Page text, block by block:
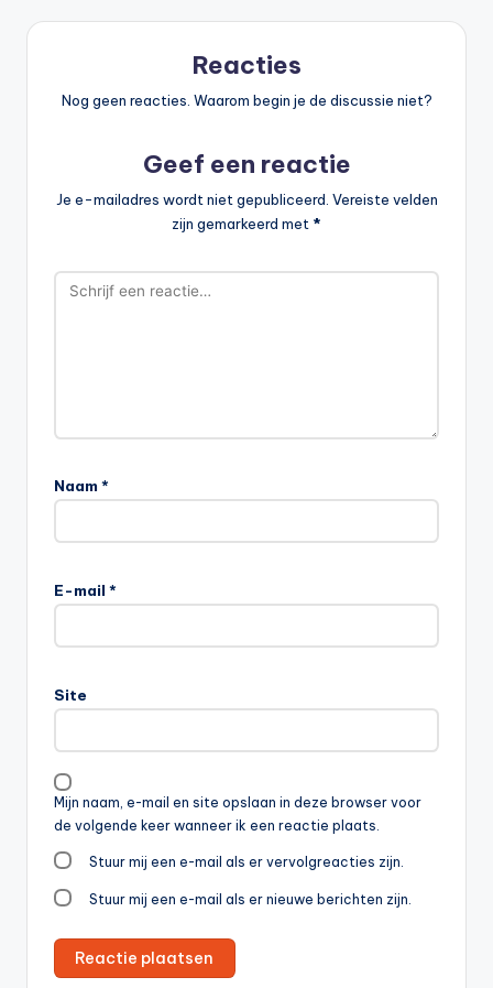
Reacties
Nog geen reacties. Waarom begin je de discussie niet?
Geef een reactie
Je e-mailadres wordt niet gepubliceerd. Vereiste velden
zijn gemarkeerd met *
Naam *
E-mail *
Site
Mijn naam, e-mail en site opslaan in deze browser voor
de volgende keer wanneer ik een reactie plaats.
Stuur mij een e-mail als er vervolgreacties zijn.
Stuur mij een e-mail als er nieuwe berichten zijn.